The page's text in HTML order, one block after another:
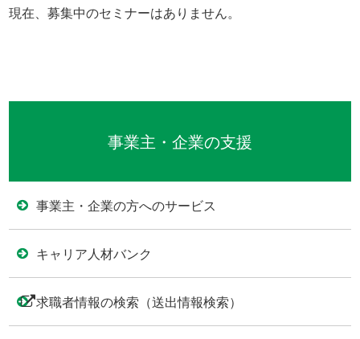
現在、募集中のセミナーはありません。
事業主・企業の支援
事業主・企業の方へのサービス
キャリア人材バンク
求職者情報の検索（送出情報検索）